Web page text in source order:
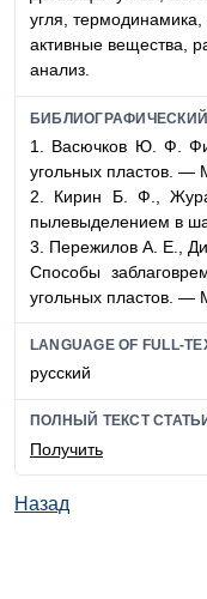
угля,
активные вещества,
анализ.
1. Васючков Ю. Ф.
угольных пластов. —
2. Кирин Б. Ф.,
пылевыделением в
3. Пережилов А. Е.,
Способы
угольных пластов. —
LANGUAGE OF FULL-
русский
ПОЛНЫЙ ТЕКСТ
Получить
Назад